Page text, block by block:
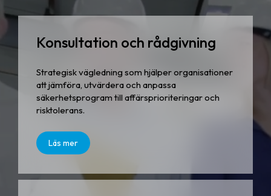
Konsultation och rådgivning
Strategisk vägledning som hjälper organisationer
att jämföra, utvärdera och anpassa
säkerhetsprogram till affärsprioriteringar och
risktolerans.
Läs mer